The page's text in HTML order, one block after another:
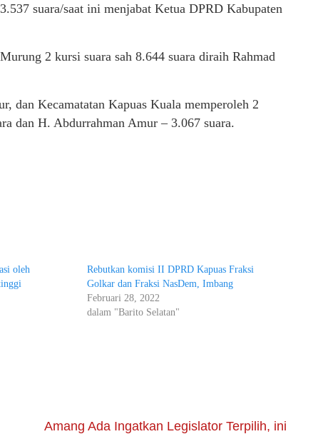
suara/saat ini menjabat Ketua DPRD Kabupaten
2 kursi suara sah 8.644 suara diraih Rahmad
dan Kecamatatan Kapuas Kuala memperoleh 2
dan H. Abdurrahman Amur – 3.067 suara.
oleh
Rebutkan komisi II DPRD Kapuas Fraksi
Golkar dan Fraksi NasDem, Imbang
Februari 28, 2022
dalam "Barito Selatan"
Amang Ada Ingatkan Legislator Terpilih, ini